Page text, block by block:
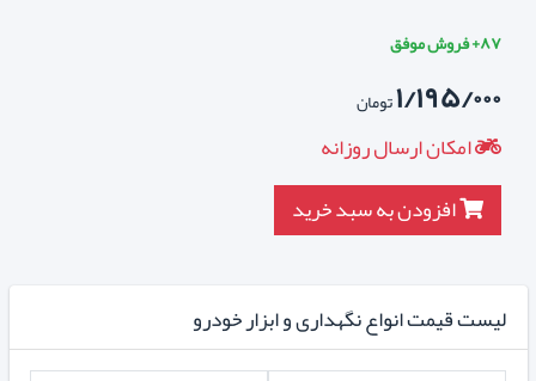
۸۷+ فروش موفق
۱/۱۹۵/۰۰۰تومان
امکان ارسال روزانه
افزودن به سبد خرید
لیست قیمت انواع نگهداری و ابزار خودرو